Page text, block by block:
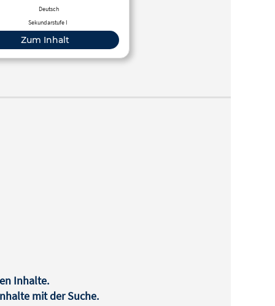
Deutsch
Sekundarstufe I
Zum Inhalt
Inhalte.
mit der Suche.